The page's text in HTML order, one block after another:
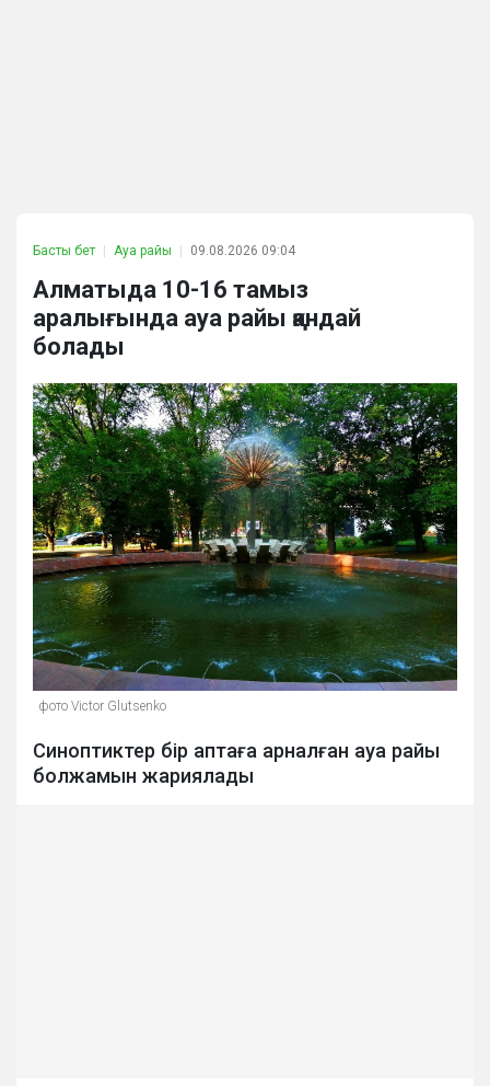
Басты бет Ауа райы 09.08.2026 09:04
Алматыда 10-16 тамыз
аралығында ауа райы қандай
болады
фото Victor Glutsenko
Синоптиктер бір аптаға арналған ауа райы
болжамын жариялады